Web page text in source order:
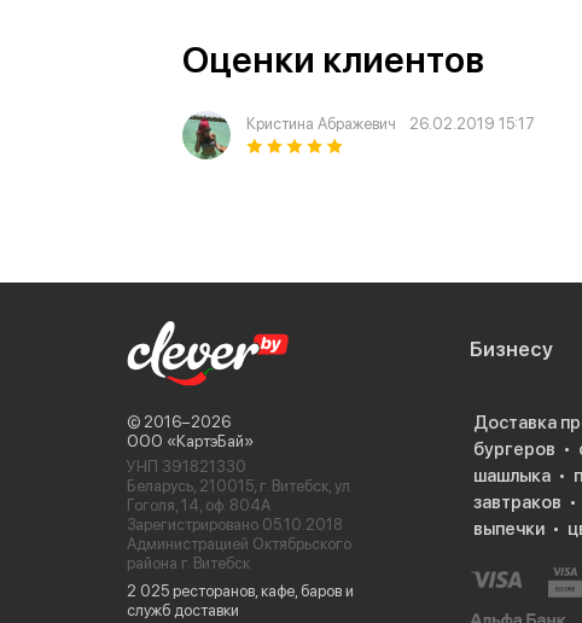
Оценки клиентов
Кристина Абражевич 26.02.2019 15:17
© 2016−2026
ООО «КартэБай»
УНП 391821330
Беларусь, 210015, г. Витебск, ул.
Гоголя, 14, оф. 804А
Зарегистрировано 05.10.2018
Администрацией Октябрьского
района г. Витебск
2 025 ресторанов, кафе, баров и
служб доставки
Бизнесу
Доставка
бургеров
шашлыка
завтраков
выпечки